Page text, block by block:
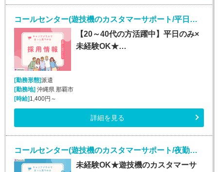
コールセンター(遊技機のカスタマーサポート/平日のみ/長期)
【20～40代の方活躍中】平日のみ×
未経験OK★…
[勤務形態]派遣
[勤務地]沖縄県 那覇市
[時給]1,400円～
詳細を見る
コールセンター(遊技機のカスタマーサポート/夜勤あり/長期)
未経験OK★遊技機のカスタマーサ